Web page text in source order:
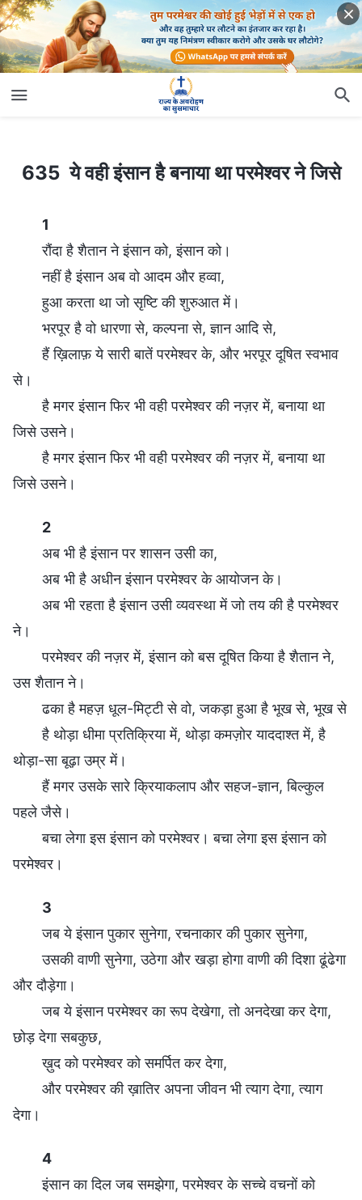
635 ये वही इंसान है बनाया था परमेश्वर ने जिसे
635 ये वही इंसान है बनाया था परमेश्वर ने जिसे
1
रौंदा है शैतान ने इंसान को, इंसान को।
नहीं है इंसान अब वो आदम और हव्वा,
हुआ करता था जो सृष्टि की शुरुआत में।
भरपूर है वो धारणा से, कल्पना से, ज्ञान आदि से,
हैं ख़िलाफ़ ये सारी बातें परमेश्वर के, और भरपूर दूषित स्वभाव
से।
है मगर इंसान फिर भी वही परमेश्वर की नज़र में, बनाया था
जिसे उसने।
है मगर इंसान फिर भी वही परमेश्वर की नज़र में, बनाया था
जिसे उसने।
2
अब भी है इंसान पर शासन उसी का,
अब भी है अधीन इंसान परमेश्वर के आयोजन के।
अब भी रहता है इंसान उसी व्यवस्था में जो तय की है परमेश्वर
ने।
परमेश्वर की नज़र में, इंसान को बस दूषित किया है शैतान ने,
उस शैतान ने।
ढका है महज़ धूल-मिट्टी से वो, जकड़ा हुआ है भूख से, भूख से
है थोड़ा धीमा प्रतिक्रिया में, थोड़ा कमज़ोर याददाश्त में, है
थोड़ा-सा बूढ़ा उम्र में।
हैं मगर उसके सारे क्रियाकलाप और सहज-ज्ञान, बिल्कुल
पहले जैसे।
बचा लेगा इस इंसान को परमेश्वर। बचा लेगा इस इंसान को
परमेश्वर।
3
जब ये इंसान पुकार सुनेगा, रचनाकार की पुकार सुनेगा,
उसकी वाणी सुनेगा, उठेगा और खड़ा होगा वाणी की दिशा ढूंढेगा
और दौड़ेगा।
जब ये इंसान परमेश्वर का रूप देखेगा, तो अनदेखा कर देगा,
छोड़ देगा सबकुछ,
ख़ुद को परमेश्वर को समर्पित कर देगा,
और परमेश्वर की ख़ातिर अपना जीवन भी त्याग देगा, त्याग
देगा।
4
इंसान का दिल जब समझेगा, परमेश्वर के सच्चे वचनों को